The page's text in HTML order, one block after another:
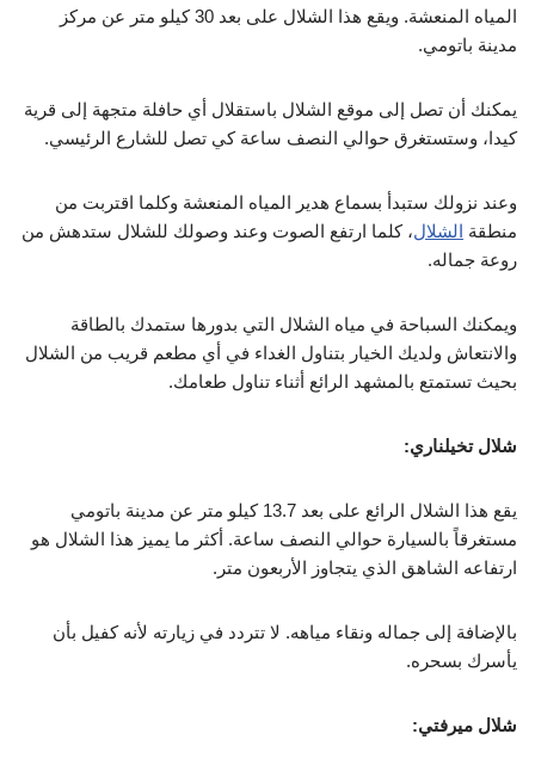
المياه المنعشة. ويقع هذا الشلال على بعد 30 كيلو متر عن مركز
مدينة باتومي.
يمكنك أن تصل إلى موقع الشلال باستقلال أي حافلة متجهة إلى قرية
كيدا، وستستغرق حوالي النصف ساعة كي تصل للشارع الرئيسي.
وعند نزولك ستبدأ بسماع هدير المياه المنعشة وكلما اقتربت من
منطقة الشلال، كلما ارتفع الصوت وعند وصولك للشلال ستدهش من
روعة جماله.
ويمكنك السباحة في مياه الشلال التي بدورها ستمدك بالطاقة
والانتعاش ولديك الخيار بتناول الغداء في أي مطعم قريب من الشلال
بحيث تستمتع بالمشهد الرائع أثناء تناول طعامك.
شلال تخيلناري:
يقع هذا الشلال الرائع على بعد 13.7 كيلو متر عن مدينة باتومي
مستغرقاً بالسيارة حوالي النصف ساعة. أكثر ما يميز هذا الشلال هو
ارتفاعه الشاهق الذي يتجاوز الأربعون متر.
بالإضافة إلى جماله ونقاء مياهه. لا تتردد في زيارته لأنه كفيل بأن
يأسرك بسحره.
شلال ميرفتي: